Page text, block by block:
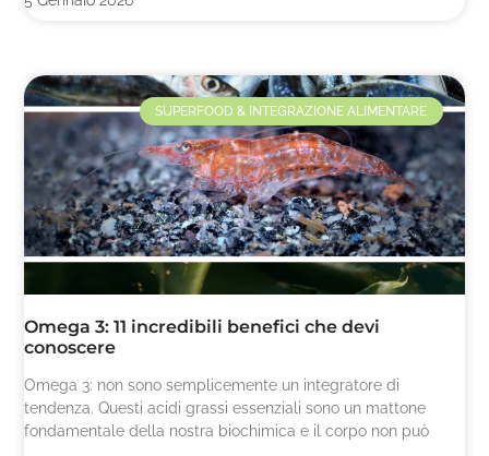
SUPERFOOD & INTEGRAZIONE ALIMENTARE
Omega 3: 11 incredibili benefici che devi
conoscere
Omega 3: non sono semplicemente un integratore di
tendenza. Questi acidi grassi essenziali sono un mattone
fondamentale della nostra biochimica e il corpo non può